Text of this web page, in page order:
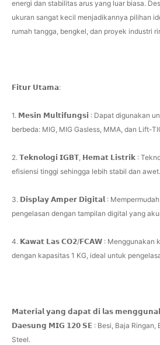
energi dan stabilitas arus yang luar biasa.
ukuran sangat kecil menjadikannya pilihan
rumah tangga, bengkel, dan proyek industri
𝗙𝗶𝘁𝘂𝗿 𝗨𝘁𝗮𝗺𝗮:
1. 𝗠𝗲𝘀𝗶𝗻 𝗠𝘂𝗹𝘁𝗶𝗳𝘂𝗻𝗴𝘀𝗶 : Dapat digunakan
berbeda: MIG, MIG Gasless, MMA, dan Lift-
2. 𝗧𝗲𝗸𝗻𝗼𝗹𝗼𝗴𝗶 𝗜𝗚𝗕𝗧, 𝗛𝗲𝗺𝗮𝘁 𝗟𝗶𝘀𝘁𝗿𝗶𝗸 :
efisiensi tinggi sehingga lebih stabil dan awet.
3. 𝗗𝗶𝘀𝗽𝗹𝗮𝘆 𝗔𝗺𝗽𝗲𝗿 𝗗𝗶𝗴𝗶𝘁𝗮𝗹 :
pengelasan dengan tampilan digital yang
4. 𝗞𝗮𝘄𝗮𝘁 𝗟𝗮𝘀 𝗖𝗢𝟮/𝗙𝗖𝗔𝗪 : Menggunakan
dengan kapasitas 1 KG, ideal untuk
𝗠𝗮𝘁𝗲𝗿𝗶𝗮𝗹 𝘆𝗮𝗻𝗴 𝗱𝗮𝗽𝗮𝘁 𝗱𝗶 𝗹𝗮𝘀
𝗗𝗮𝗲𝘀𝘂𝗻𝗴 𝗠𝗜𝗚 𝟭𝟮𝟬 𝗦𝗘 : Besi, Baja Ringan,
Steel.